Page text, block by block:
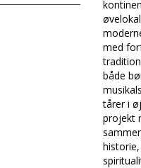
med
både
tårer i
projekt